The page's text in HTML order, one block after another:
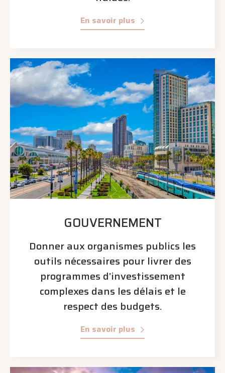
En savoir plus
GOUVERNEMENT
Donner aux organismes publics les
outils nécessaires pour livrer des
programmes d’investissement
complexes dans les délais et le
respect des budgets.
En savoir plus